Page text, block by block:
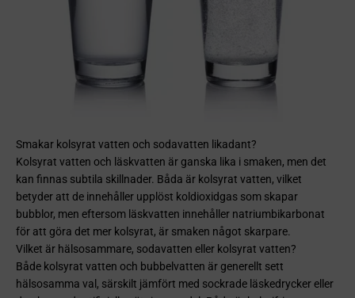
Smakar kolsyrat vatten och sodavatten likadant?
Kolsyrat vatten och läskvatten är ganska lika i smaken, men det
kan finnas subtila skillnader. Båda är kolsyrat vatten, vilket
betyder att de innehåller upplöst koldioxidgas som skapar
bubblor, men eftersom läskvatten innehåller natriumbikarbonat
för att göra det mer kolsyrat, är smaken något skarpare.
Vilket är hälsosammare, sodavatten eller kolsyrat vatten?
Både kolsyrat vatten och bubbelvatten är generellt sett
hälsosamma val, särskilt jämfört med sockrade läskedrycker eller